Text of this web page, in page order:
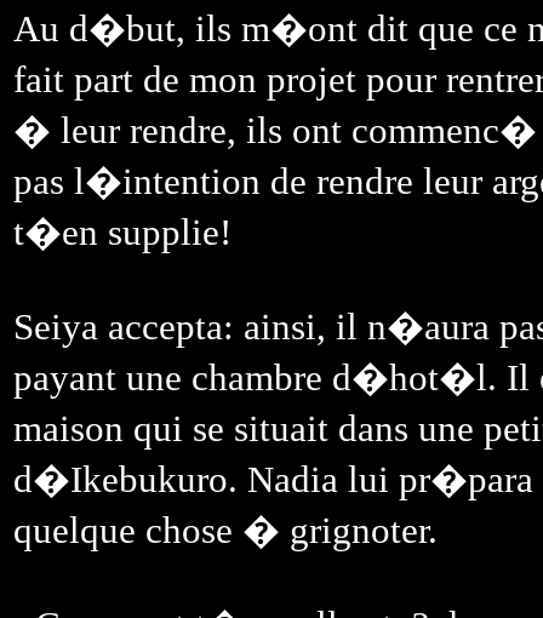
Au d�but, ils m�ont dit que ce
fait part de mon projet pour
� leur rendre, ils ont
pas l�intention de rendre leur
t�en supplie!
Seiya accepta: ainsi, il n�aura
payant une chambre d�hot�l. Il
maison qui se situait dans une
d�Ikebukuro. Nadia lui pr�para
quelque chose � grignoter.